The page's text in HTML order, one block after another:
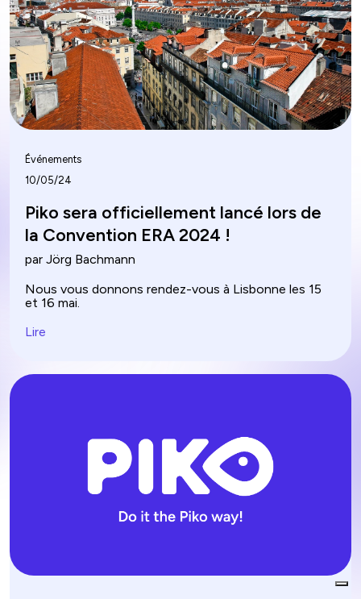
Événements
10/05/24
Piko sera officiellement lancé lors de
la Convention ERA 2024 !
par Jörg Bachmann
Nous vous donnons rendez-vous à Lisbonne les 15
et 16 mai.
Lire
EN IT DE ES NL PL PT